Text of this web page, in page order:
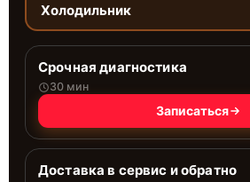
Холодильник
Срочная диагностика
30 мин
Записаться
Доставка в сервис и обратно